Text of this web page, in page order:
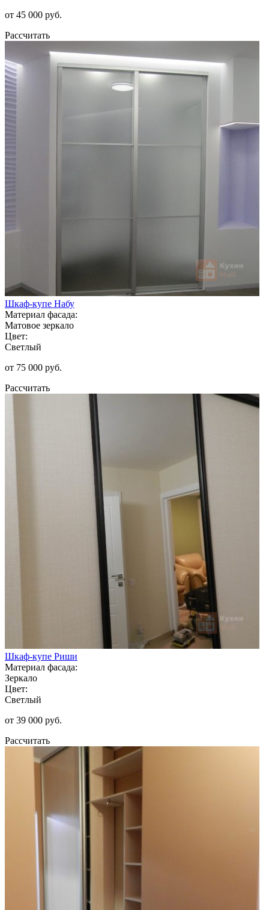
от 45 000 руб.
Рассчитать
Шкаф-купе Набу
Материал фасада:
Матовое зеркало
Цвет:
Светлый
от 75 000 руб.
Рассчитать
Шкаф-купе Риши
Материал фасада:
Зеркало
Цвет:
Светлый
от 39 000 руб.
Рассчитать